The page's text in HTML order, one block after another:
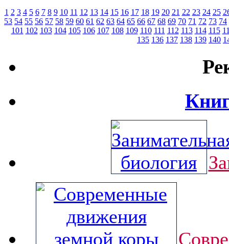
1 2 3 4 5 6 7 8 9 10 11 12 13 14 15 16 17 18 19 20 21 22 23 24 25
53 54 55 56 57 58 59 60 61 62 63 64 65 66 67 68 69 70 71 72 73 74
101 102 103 104 105 106 107 108 109 110 111 112 113 114 115
135 136 137 138 139 140